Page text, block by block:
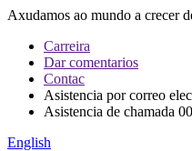
Axudamos ao mundo a crecer
Carreira
Dar comentarios
Contac
Asistencia por correo
Asistencia de chamada
English